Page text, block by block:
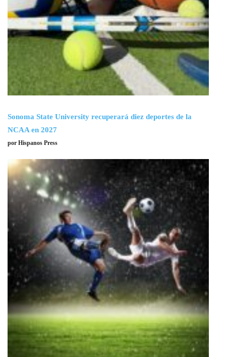
Sonoma State University recuperará diez deportes de la
NCAA en 2027
por Hispanos Press